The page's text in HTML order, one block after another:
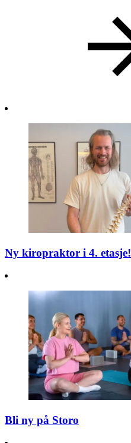
Ny kiropraktor i 4. etasje!
Bli ny på Storo